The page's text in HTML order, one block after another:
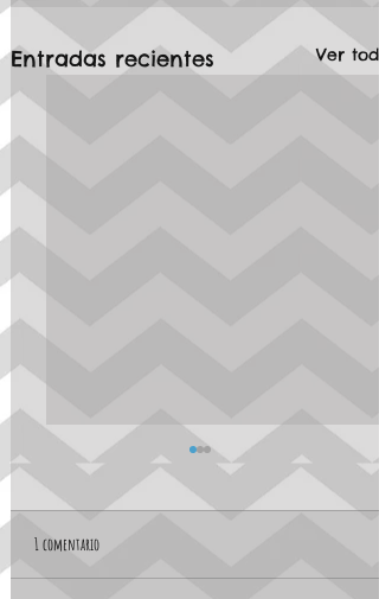
Entradas recientes Ver todo
1 comentario